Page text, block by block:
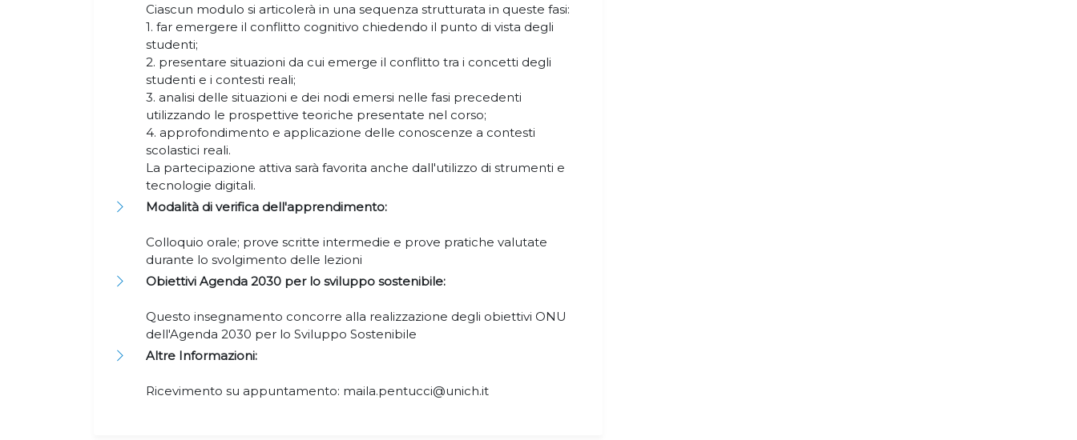
Ciascun modulo si articolerà in una sequenza strutturata in queste fasi:
1. far emergere il conflitto cognitivo chiedendo il punto di vista degli
studenti;
2. presentare situazioni da cui emerge il conflitto tra i concetti degli
studenti e i contesti reali;
3. analisi delle situazioni e dei nodi emersi nelle fasi precedenti
utilizzando le prospettive teoriche presentate nel corso;
4. approfondimento e applicazione delle conoscenze a contesti
scolastici reali.
La partecipazione attiva sarà favorita anche dall'utilizzo di strumenti e
tecnologie digitali.
Modalità di verifica dell'apprendimento:
Colloquio orale; prove scritte intermedie e prove pratiche valutate
durante lo svolgimento delle lezioni
Obiettivi Agenda 2030 per lo sviluppo sostenibile:
Questo insegnamento concorre alla realizzazione degli obiettivi ONU
dell'Agenda 2030 per lo Sviluppo Sostenibile
Altre Informazioni:
Ricevimento su appuntamento: maila.pentucci@unich.it